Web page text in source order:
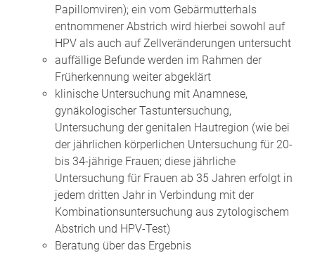
Papillomviren); ein vom Gebärmutterhals
entnommener Abstrich wird hierbei sowohl auf
HPV als auch auf Zellveränderungen untersucht
auffällige Befunde werden im Rahmen der
Früherkennung weiter abgeklärt
klinische Untersuchung mit Anamnese,
gynäkologischer Tastuntersuchung,
Untersuchung der genitalen Hautregion (wie bei
der jährlichen körperlichen Untersuchung für 20-
bis 34-jährige Frauen; diese jährliche
Untersuchung für Frauen ab 35 Jahren erfolgt in
jedem dritten Jahr in Verbindung mit der
Kombinationsuntersuchung aus zytologischem
Abstrich und HPV-Test)
Beratung über das Ergebnis